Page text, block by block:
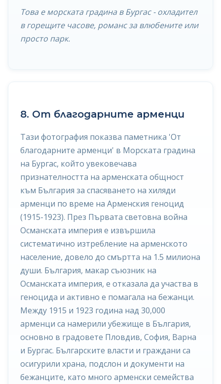
Това е морската градина в Бургас - охладител
в горещите часове, романс за влюбените или
просто парк.
8. От благодарните арменци
Тази фотография показва паметника 'От
благодарните арменци' в Морската градина
на Бургас, който увековечава
признателността на арменската общност
към България за спасяването на хиляди
арменци по време на Арменския геноцид
(1915-1923). През Първата световна война
Османската империя е извършила
систематично изтребление на арменското
население, довело до смъртта на 1.5 милиона
души. България, макар съюзник на
Османската империя, е отказала да участва в
геноцида и активно е помагала на бежанци.
Между 1915 и 1923 година над 30,000
арменци са намерили убежище в България,
основно в градовете Пловдив, София, Варна
и Бургас. Българските власти и граждани са
осигурили храна, подслон и документи на
бежанците, като много арменски семейства